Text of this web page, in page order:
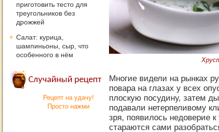
Многие видели на рынках
повара на глазах у всех
плоскую посудину, затем
подавали нетерпеливому
зря, появилось недоверие
стараются сами
приготовить тесто для
треугольников без
дрожжей
Салат: курица,
шампиньоны, сыр, что
особенного в нём
Случайный рецепт
Рецепт на удачу!
Просто нажми